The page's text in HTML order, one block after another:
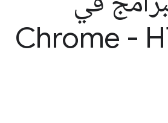
Chrome -